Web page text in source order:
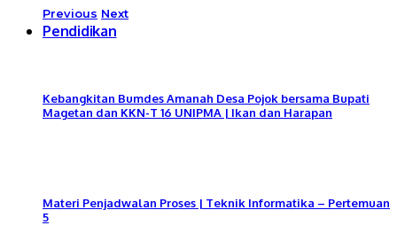
Previous Next
Pendidikan
Kebangkitan Bumdes Amanah Desa Pojok bersama Bupati
Magetan dan KKN-T 16 UNIPMA | Ikan dan Harapan
Materi Penjadwalan Proses | Teknik Informatika – Pertemuan
5